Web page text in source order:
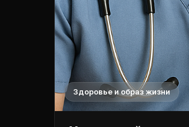
Здоровье и образ жизни